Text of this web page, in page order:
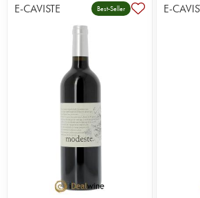
E-CAVISTE Best-Seller E-